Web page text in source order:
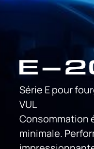
Série E pour
VUL
Consommation
minimale.